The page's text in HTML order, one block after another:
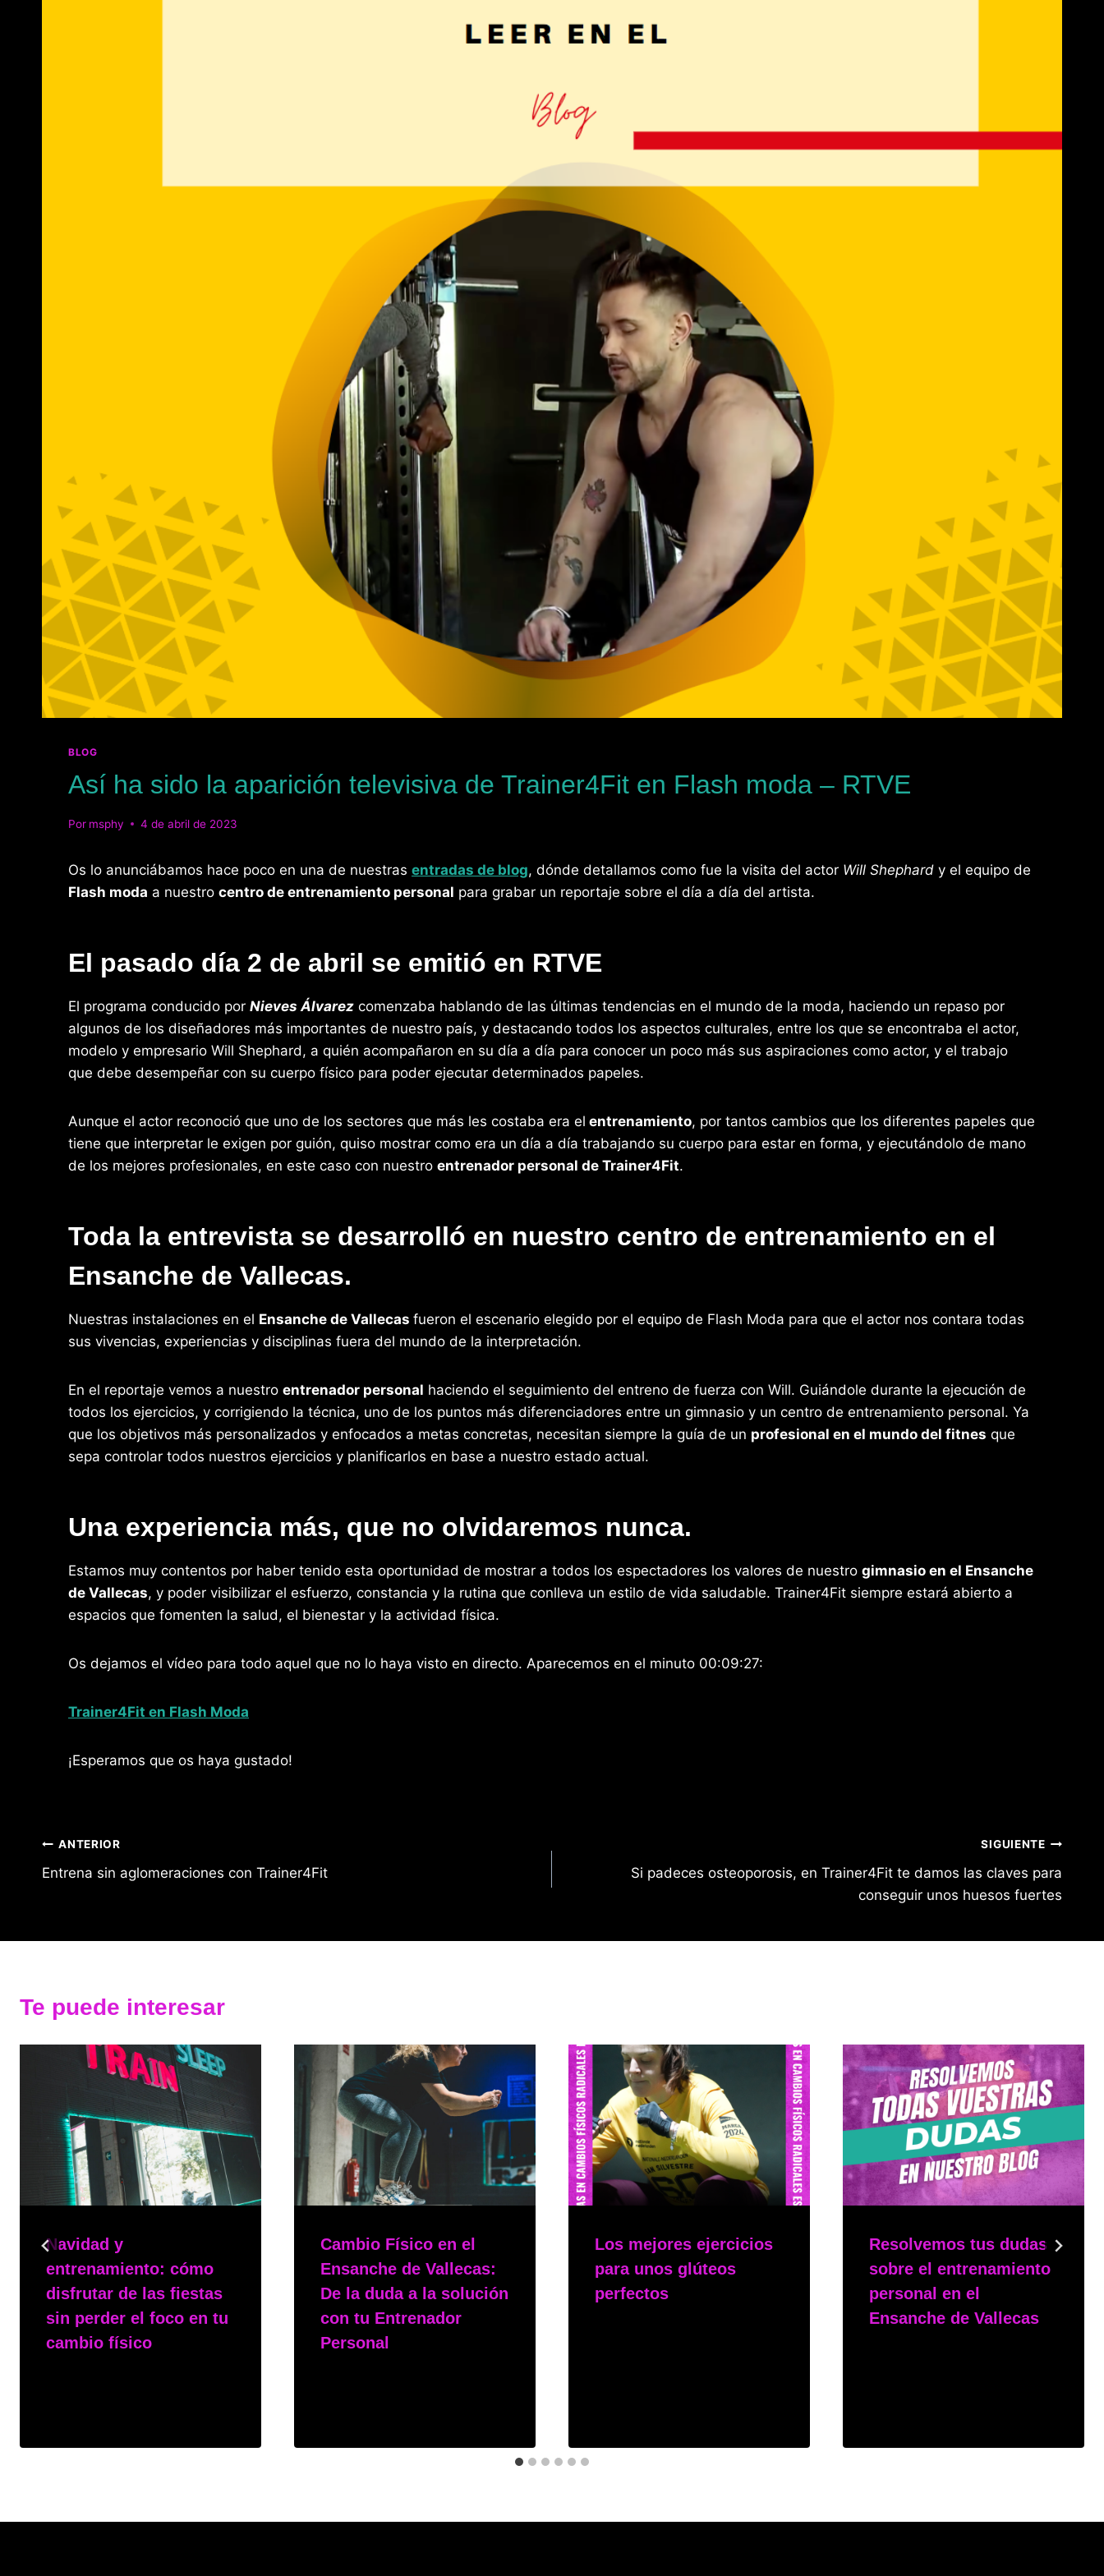
BLOG
Así ha sido la aparición televisiva de Trainer4Fit en Flash moda – RTVE
Por msphy 4 de abril de 2023
Os lo anunciábamos hace poco en una de nuestras entradas de blog, dónde detallamos como fue la visita del actor Will Shephard y el equipo de
Flash moda a nuestro centro de entrenamiento personal para grabar un reportaje sobre el día a día del artista.
El pasado día 2 de abril se emitió en RTVE
El programa conducido por Nieves Álvarez comenzaba hablando de las últimas tendencias en el mundo de la moda, haciendo un repaso por
algunos de los diseñadores más importantes de nuestro país, y destacando todos los aspectos culturales, entre los que se encontraba el actor,
modelo y empresario Will Shephard, a quién acompañaron en su día a día para conocer un poco más sus aspiraciones como actor, y el trabajo
que debe desempeñar con su cuerpo físico para poder ejecutar determinados papeles.
Aunque el actor reconoció que uno de los sectores que más les costaba era el entrenamiento, por tantos cambios que los diferentes papeles que
tiene que interpretar le exigen por guión, quiso mostrar como era un día a día trabajando su cuerpo para estar en forma, y ejecutándolo de mano
de los mejores profesionales, en este caso con nuestro entrenador personal de Trainer4Fit.
Toda la entrevista se desarrolló en nuestro centro de entrenamiento en el
Ensanche de Vallecas.
Nuestras instalaciones en el Ensanche de Vallecas fueron el escenario elegido por el equipo de Flash Moda para que el actor nos contara todas
sus vivencias, experiencias y disciplinas fuera del mundo de la interpretación.
En el reportaje vemos a nuestro entrenador personal haciendo el seguimiento del entreno de fuerza con Will. Guiándole durante la ejecución de
todos los ejercicios, y corrigiendo la técnica, uno de los puntos más diferenciadores entre un gimnasio y un centro de entrenamiento personal. Ya
que los objetivos más personalizados y enfocados a metas concretas, necesitan siempre la guía de un profesional en el mundo del fitnes que
sepa controlar todos nuestros ejercicios y planificarlos en base a nuestro estado actual.
Una experiencia más, que no olvidaremos nunca.
Estamos muy contentos por haber tenido esta oportunidad de mostrar a todos los espectadores los valores de nuestro gimnasio en el Ensanche
de Vallecas, y poder visibilizar el esfuerzo, constancia y la rutina que conlleva un estilo de vida saludable. Trainer4Fit siempre estará abierto a
espacios que fomenten la salud, el bienestar y la actividad física.
Os dejamos el vídeo para todo aquel que no lo haya visto en directo. Aparecemos en el minuto 00:09:27:
Trainer4Fit en Flash Moda
¡Esperamos que os haya gustado!
Navegación
de
ANTERIOR
Entrena sin aglomeraciones con Trainer4Fit
SIGUIENTE
Si padeces osteoporosis, en Trainer4Fit te damos las claves para
conseguir unos huesos fuertes
Te puede interesar
Navidad y
entrenamiento: cómo
disfrutar de las fiestas
sin perder el foco en tu
cambio físico
Cambio Físico en el
Ensanche de Vallecas:
De la duda a la solución
con tu Entrenador
Personal
Los mejores ejercicios
para unos glúteos
perfectos
Resolvemos tus dudas
sobre el entrenamiento
personal en el
Ensanche de Vallecas